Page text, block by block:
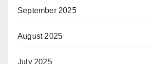
September 2025
August 2025
July 2025